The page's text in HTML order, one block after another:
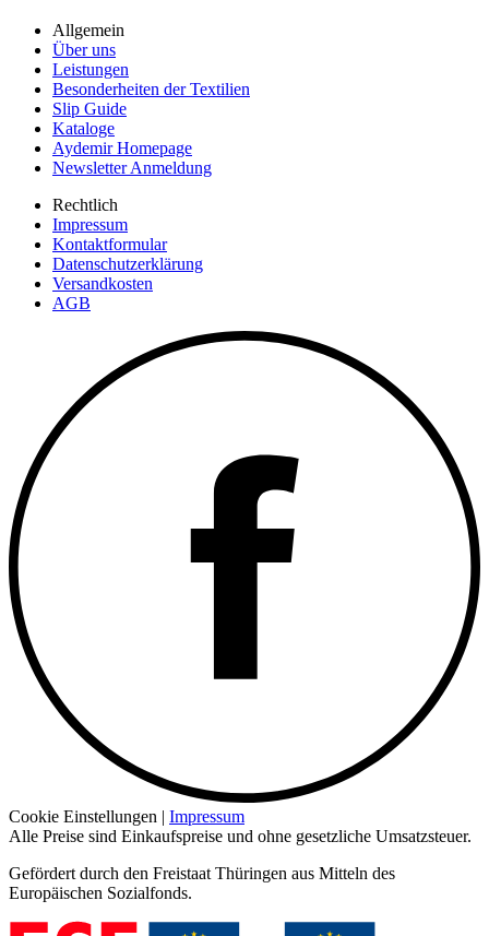
Allgemein
Über uns
Leistungen
Besonderheiten der Textilien
Slip Guide
Kataloge
Aydemir Homepage
Newsletter Anmeldung
Rechtlich
Impressum
Kontaktformular
Datenschutzerklärung
Versandkosten
AGB
Cookie Einstellungen | Impressum
Alle Preise sind Einkaufspreise und ohne gesetzliche Umsatzsteuer.
Gefördert durch den Freistaat Thüringen aus Mitteln des
Europäischen Sozialfonds.